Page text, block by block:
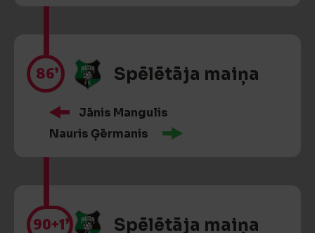
86’ Spēlētāja maiņa
Jānis Mangulis
Nauris Ģērmanis
90+1’ Spēlētāja maiņa